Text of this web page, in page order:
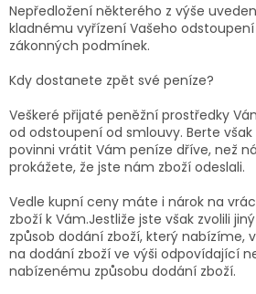
Nepředložení některého z výše
kladnému vyřízení Vašeho
zákonných podmínek.
Kdy dostanete zpět své peníze?
Veškeré přijaté peněžní prostředky
od odstoupení od smlouvy. Berte
povinni vrátit Vám peníze dříve, než
prokážete, že jste nám zboží odeslali.
Vedle kupní ceny máte i nárok na
zboží k Vám.Jestliže jste však zvolili
způsob dodání zboží, který nabízíme,
na dodání zboží ve výši odpovídající
nabízenému způsobu dodání zboží.